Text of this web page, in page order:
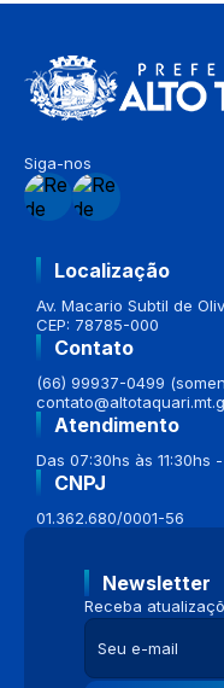
Siga-nos
Localização
Av. Macario Subtil de
CEP: 78785-000
Contato
(66) 99937-0499
Atendimento
Das 07:30hs às 11:30hs
CNPJ
01.362.680/0001-56
Newsletter
Receba